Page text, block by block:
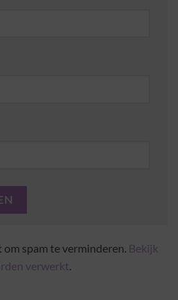
spam te verminderen. Bekijk
verwerkt.